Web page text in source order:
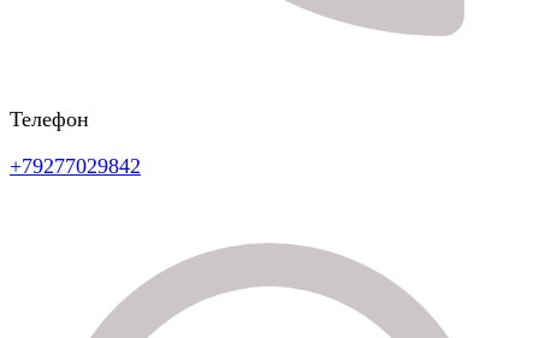
Телефон
+79277029842